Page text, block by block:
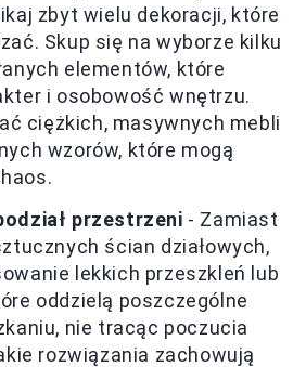
zbyt wielu dekoracji, które
Skup się na wyborze kilku
elementów, które
i osobowość wnętrzu.
ciężkich, masywnych mebli
wzorów, które mogą
przestrzeni - Zamiast
ścian działowych,
lekkich przeszkleń lub
oddzielą poszczególne
nie tracąc poczucia
rozwiązania zachowują